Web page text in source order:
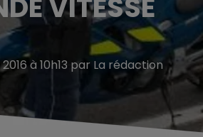
à 10h13 par La rédaction